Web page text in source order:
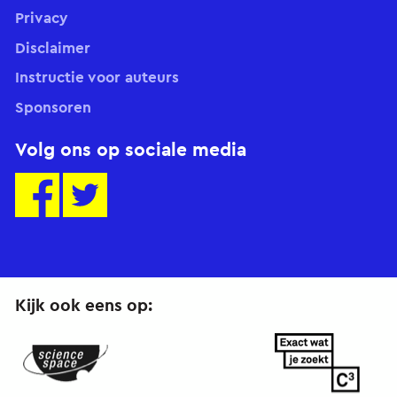
Volg ons op sociale media
Privacy
Disclaimer
Instructie voor auteurs
Sponsoren
Kijk ook eens op:
ScienceSpace.nl